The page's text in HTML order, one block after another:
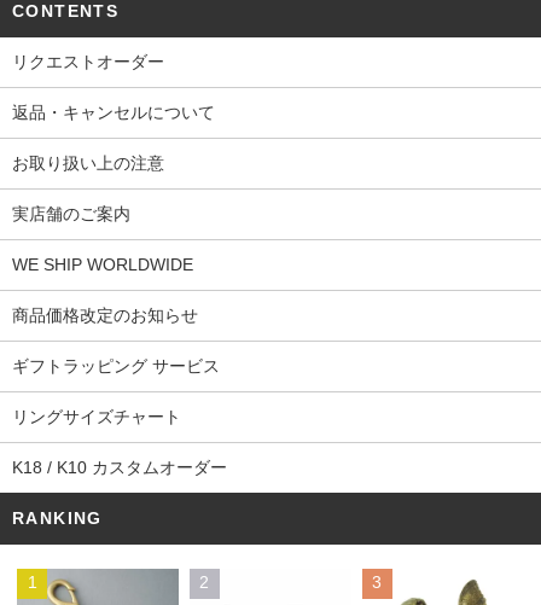
CONTENTS
リクエストオーダー
返品・キャンセルについて
お取り扱い上の注意
実店舗のご案内
WE SHIP WORLDWIDE
商品価格改定のお知らせ
ギフトラッピング サービス
リングサイズチャート
K18 / K10 カスタムオーダー
RANKING
1 2 3